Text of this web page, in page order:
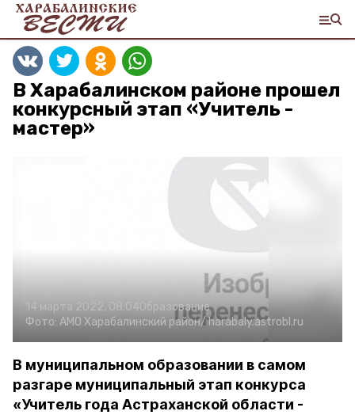
В Харабалинском районе прошел
конкурсный этап «Учитель -
мастер»
14 марта 2022, 08:04Образование
Фото: АМО Харабалинский район/harabaly.astrobl.ru
В муниципальном образовании в самом
разгаре муниципальный этап конкурса
«Учитель года Астраханской области -